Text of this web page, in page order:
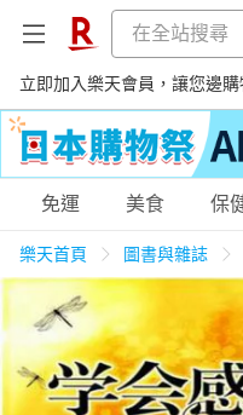
立即加入樂天會員，讓您邊購
購物網分類
天天免運 美食蛋糕
免運 美食 保
樂天首頁 圖書與雜誌